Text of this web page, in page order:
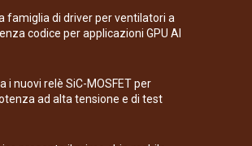
famiglia di driver per ventilatori a
codice per applicazioni GPU AI
i nuovi relè SiC-MOSFET per
ad alta tensione e di test